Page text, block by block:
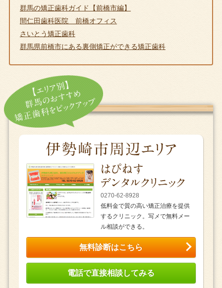
群馬の矯正歯科ガイド【前橋市編】
間仁田歯科医院 前橋オフィス
さいとう矯正歯科
群馬県前橋市にある裏側矯正ができる矯正歯科
0270-62-8928
低料金で質の高い矯正治療を提供
するクリニック。写メで無料メー
ル相談ができる。
無料診断はこちら
電話で直接相談してみる